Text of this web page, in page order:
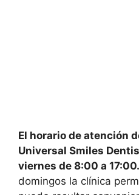
El horario de atención
Universal Smiles
viernes de 8:00 a 17:00.
domingos la clínica